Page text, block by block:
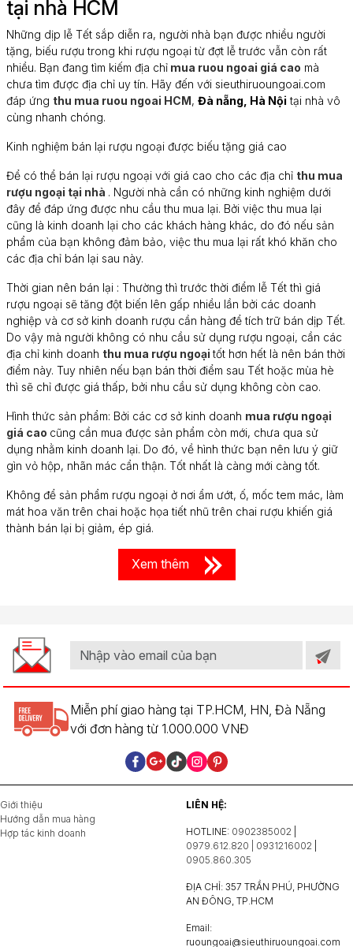
tại nhà HCM
Những dịp lễ Tết sắp diễn ra, người nhà bạn được nhiều người
tặng, biếu rượu trong khi rượu ngoại từ đợt lễ trước vẫn còn rất
nhiều. Bạn đang tìm kiếm địa chỉ mua ruou ngoai giá cao mà
chưa tìm được địa chỉ uy tín. Hãy đến với sieuthiruoungoai.com
đáp ứng thu mua ruou ngoai HCM, Đà nẵng, Hà Nội tại nhà vô
cùng nhanh chóng.
Kinh nghiệm bán lại rượu ngoại được biếu tặng giá cao
Để có thể bán lại rượu ngoại với giá cao cho các địa chỉ thu mua
rượu ngoại tại nhà . Người nhà cần có những kinh nghiệm dưới
đây để đáp ứng được nhu cầu thu mua lại. Bởi việc thu mua lại
cũng là kinh doanh lại cho các khách hàng khác, do đó nếu sản
phẩm của bạn không đảm bảo, việc thu mua lại rất khó khăn cho
các địa chỉ bán lại sau này.
Thời gian nên bán lại : Thường thì trước thời điểm lễ Tết thì giá
rượu ngoại sẽ tăng đột biến lên gấp nhiều lần bởi các doanh
nghiệp và cơ sở kinh doanh rượu cần hàng để tích trữ bán dịp Tết.
Do vậy mà người không có nhu cầu sử dụng rượu ngoại, cần các
địa chỉ kinh doanh thu mua rượu ngoạitốt hơn hết là nên bán thời
điểm này. Tuy nhiên nếu bạn bán thời điểm sau Tết hoặc mùa hè
thì sẽ chỉ được giá thấp, bởi nhu cầu sử dụng không còn cao.
Hình thức sản phẩm: Bởi các cơ sở kinh doanh mua rượu ngoại
giá cao cũng cần mua được sản phẩm còn mới, chưa qua sử
dụng nhằm kinh doanh lại. Do đó, về hình thức bạn nên lưu ý giữ
gìn vỏ hộp, nhãn mác cẩn thận. Tốt nhất là càng mới càng tốt.
Không để sản phẩm rượu ngoại ở nơi ẩm ướt, ố, mốc tem mác, làm
mát hoa văn trên chai hoặc họa tiết nhũ trên chai rượu khiến giá
thành bán lại bị giảm, ép giá.
Xem thêm
Miễn phí giao hàng tại TP.HCM, HN, Đà Nẵng
với đơn hàng từ 1.000.000 VNĐ
Giới thiệu
Hướng dẫn mua hàng
Hợp tác kinh doanh
LIÊN HỆ:
HOTLINE: 0902385002
0979.612.820 | 0931216002
0905.860.305
ĐỊA CHỈ: 357 TRẦN PHÚ, PHƯỜNG
AN ĐÔNG, TP.HCM
Email:
ruoungoai@sieuthiruoungoai.com